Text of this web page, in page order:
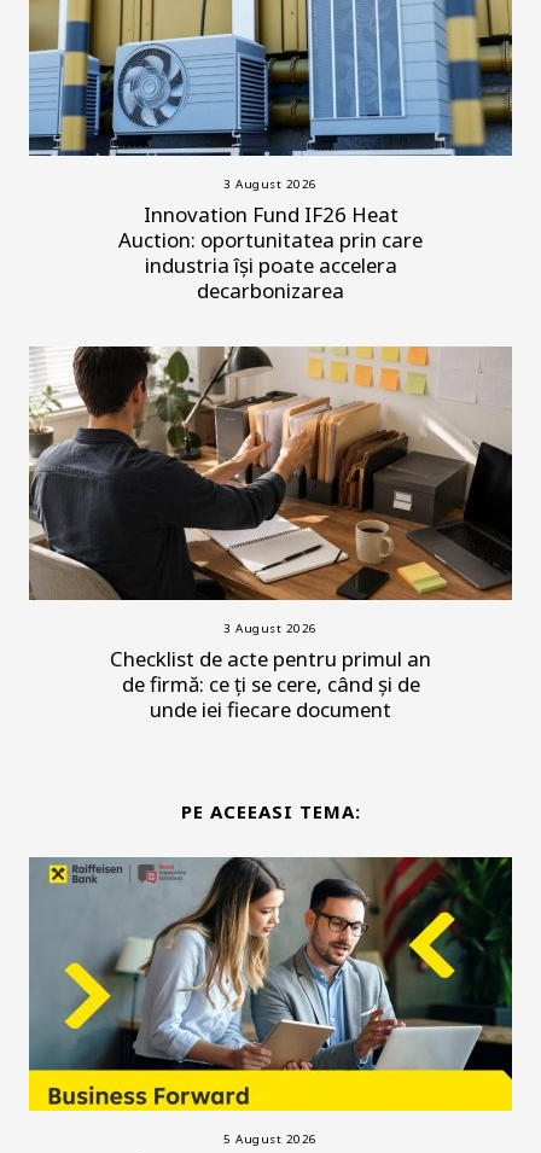
3 August 2026
Innovation Fund IF26 Heat
Auction: oportunitatea prin care
industria își poate accelera
decarbonizarea
3 August 2026
Checklist de acte pentru primul an
de firmă: ce ți se cere, când și de
unde iei fiecare document
PE ACEEASI TEMA:
5 August 2026